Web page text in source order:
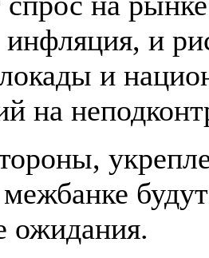
инфляция, и
и
на
будут
ожидания.